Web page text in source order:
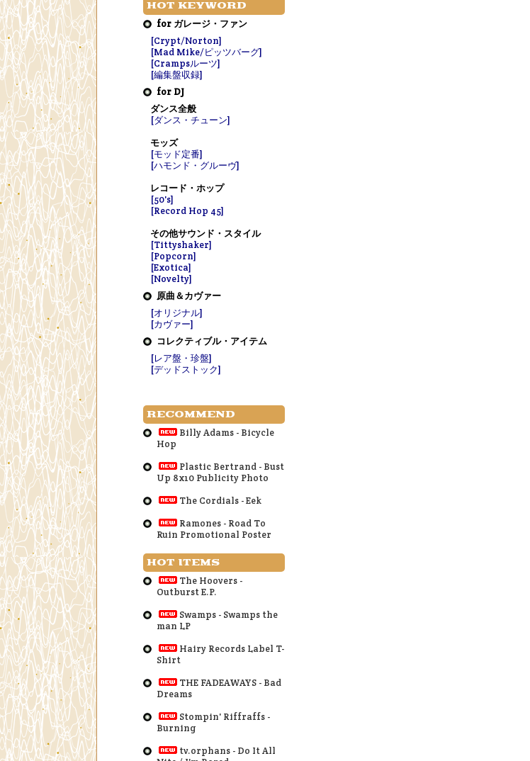
HOT KEYWORD
for ガレージ・ファン
[Crypt/Norton]
[Mad Mike/ピッツバーグ]
[Crampsルーツ]
[編集盤収録]
for DJ
ダンス全般
[ダンス・チューン]
モッズ
[モッド定番]
[ハモンド・グルーヴ]
レコード・ホップ
[50's]
[Record Hop 45]
その他サウンド・スタイル
[Tittyshaker]
[Popcorn]
[Exotica]
[Novelty]
原曲＆カヴァー
[オリジナル]
[カヴァー]
コレクティブル・アイテム
[レア盤・珍盤]
[デッドストック]
RECOMMEND
Billy Adams - Bicycle
Hop
Plastic Bertrand - Bust
Up 8x10 Publicity Photo
The Cordials - Eek
Ramones - Road To
Ruin Promotional Poster
HOT ITEMS
The Hoovers -
Outburst E.P.
Swamps - Swamps the
man LP
Hairy Records Label T-
Shirt
THE FADEAWAYS - Bad
Dreams
Stompin' Riffraffs -
Burning
tv.orphans - Do It All